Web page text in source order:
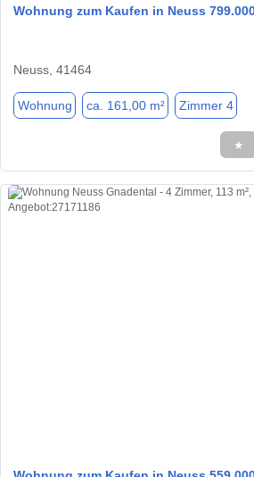
Wohnung zum Kaufen in Neuss
Neuss, 41464
Wohnung ca. 161,00 m² Zimmer 4
★